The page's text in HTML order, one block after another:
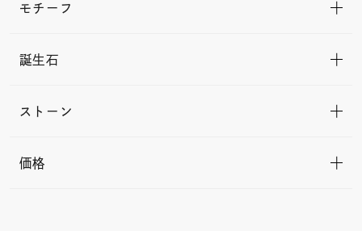
モチーフ
誕生石
ストーン
価格